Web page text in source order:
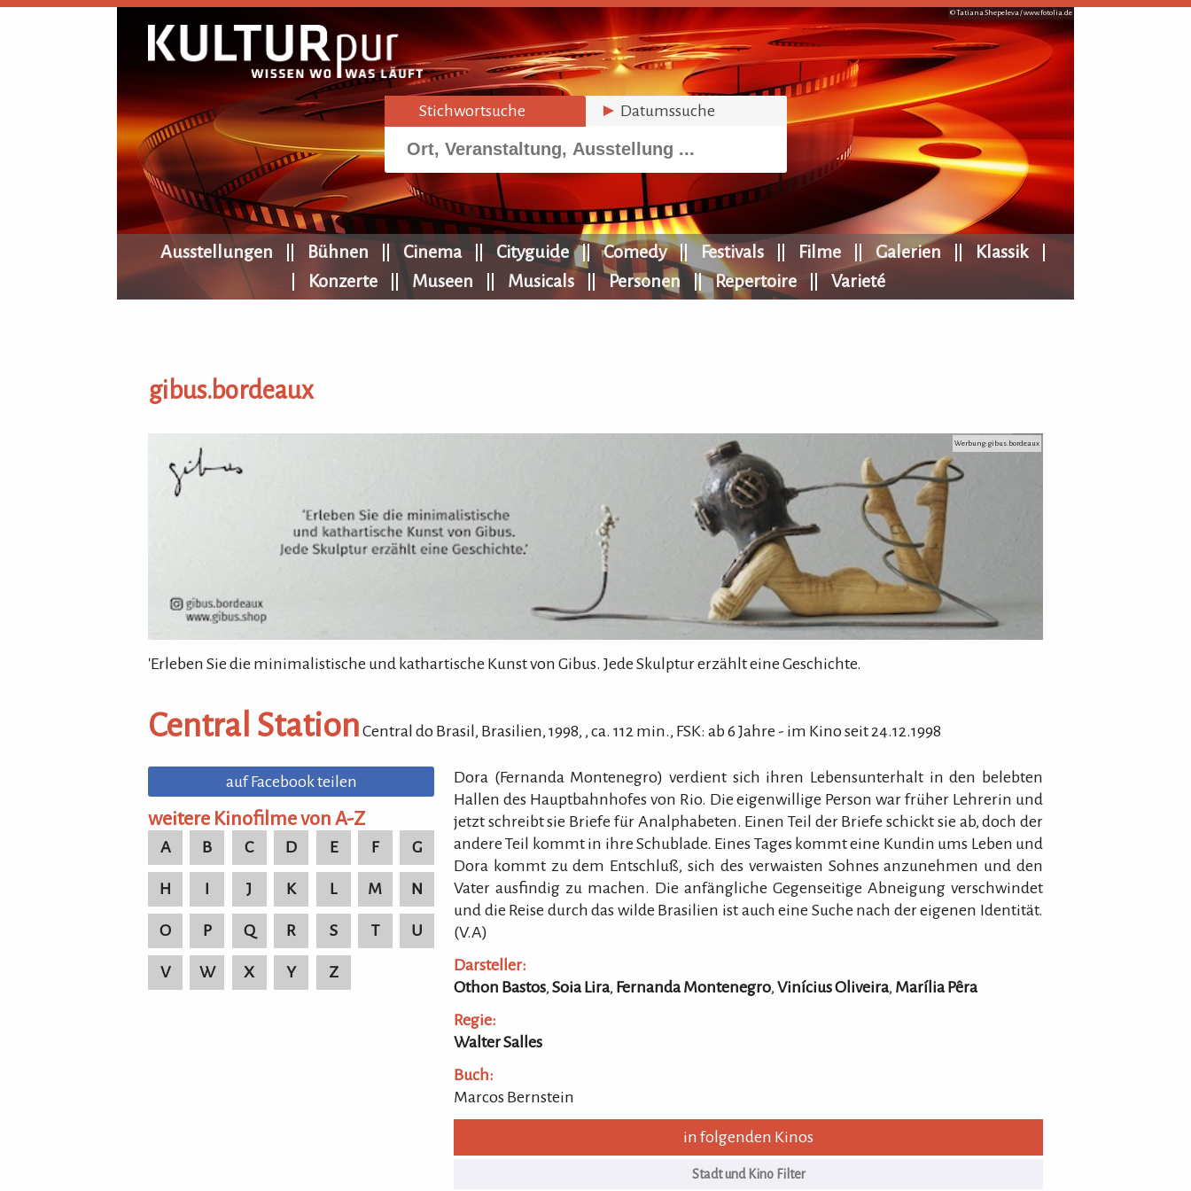
© Tatiana Shepeleva /www.fotolia.de
Stichwortsuche ► Datumssuche
KULTURpur Navigation
Ausstellungen Bühnen Cinema Cityguide Comedy Festivals Filme Galerien
Klassik
Konzerte
Museen Musicals Personen Repertoire Varieté
gibus.bordeaux
gibus.bordeaux Werbung: gibus.bordeaux
'Erleben Sie die minimalistische und kathartische Kunst von Gibus. Jede Skulptur erzählt eine Geschichte.
Central Station Central do Brasil , Brasilien, 1998, , ca. 112 min., FSK: ab 6 Jahre - im Kino seit 24.12.1998
auf Facebook teilen
weitere Kinofilme von A-Z
A B C D E F G
H I J K L M N
O P Q R S T U
V W X Y Z
Dora (Fernanda Montenegro) verdient sich ihren Lebensunterhalt in den belebten
Hallen des Hauptbahnhofes von Rio. Die eigenwillige Person war früher Lehrerin und
jetzt schreibt sie Briefe für Analphabeten. Einen Teil der Briefe schickt sie ab, doch der
andere Teil kommt in ihre Schublade. Eines Tages kommt eine Kundin ums Leben und
Dora kommt zu dem Entschluß, sich des verwaisten Sohnes anzunehmen und den
Vater ausfindig zu machen. Die anfängliche Gegenseitige Abneigung verschwindet
und die Reise durch das wilde Brasilien ist auch eine Suche nach der eigenen Identität.
(V.A)
Darsteller:
Othon Bastos, Soia Lira, Fernanda Montenegro, Vinícius Oliveira, Marília Pêra
Regie:
Walter Salles
Buch:
Marcos Bernstein
in folgenden Kinos